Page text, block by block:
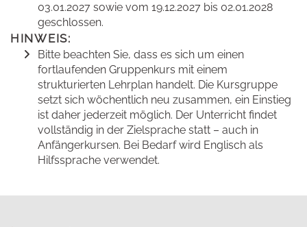
03.01.2027 sowie vom 19.12.2027 bis 02.01.2028
geschlossen.
HINWEIS:
Bitte beachten Sie, dass es sich um einen
fortlaufenden Gruppenkurs mit einem
strukturierten Lehrplan handelt. Die Kursgruppe
setzt sich wöchentlich neu zusammen, ein Einstieg
ist daher jederzeit möglich. Der Unterricht findet
vollständig in der Zielsprache statt – auch in
Anfängerkursen. Bei Bedarf wird Englisch als
Hilfssprache verwendet.